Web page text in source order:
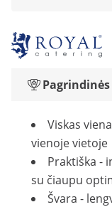
Viskas
vienoje vietoje
Praktiška -
su čiaupu
Švara -